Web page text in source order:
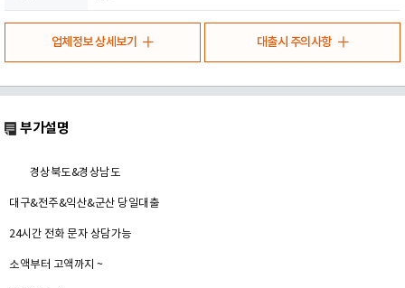
업체정보 상세보기 대출시 주의사항
부가설명
경상북도&경상남도
대구&전주&익산&군산 당일대출
24시간 전화 문자 상담가능
소액부터 고액까지 ~